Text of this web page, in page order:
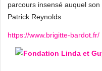
parcours insensé auquel
Patrick Reynolds
https://www.brigitte-bardot.fr/